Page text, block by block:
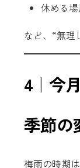
休める
など、“無理
4｜今
季節の
梅雨の時期